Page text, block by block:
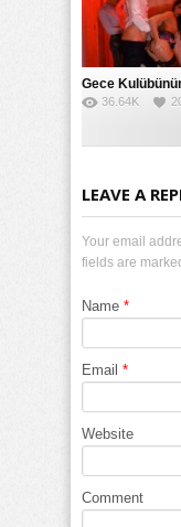
36.64K
LEAVE A
Your email
fields are
Name *
Email *
Website
Comment